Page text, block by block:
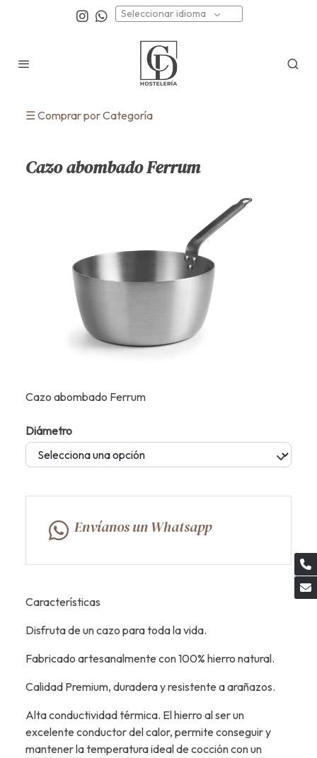
Seleccionar idioma
☰ Comprar por Categoría
Cazo abombado Ferrum
Cazo abombado Ferrum
Diámetro
Envíanos un Whatsapp
Características
Disfruta de un cazo para toda la vida.
Fabricado artesanalmente con 100% hierro natural.
Calidad Premium, duradera y resistente a arañazos.
Alta conductividad térmica. El hierro al ser un
excelente conductor del calor, permite conseguir y
mantener la temperatura ideal de cocción con un